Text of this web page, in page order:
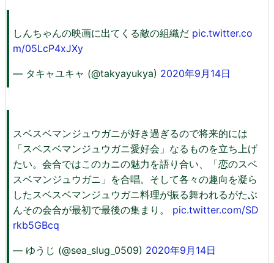
しんちゃんの映画に出てくる敵の組織だ pic.twitter.co
m/05LcP4xJXy
— タキャユキャ (@takyayukya) 2020年9月14日
スベスベマンジュウガニが好き過ぎるので将来的には
「スベスベマンジュウガニ愛好会」なるものを立ち上げ
たい。会合ではこのカニの魅力を語り合い、「恋のスベ
スベマンジュウガニ」を合唱。そして各々の趣向を凝ら
したスベスベマンジュウガニ料理が振る舞われるがたぶ
んその会合が最初で最後の集まり。 pic.twitter.com/SD
rkb5GBcq
— ゆうじ (@sea_slug_0509) 2020年9月14日